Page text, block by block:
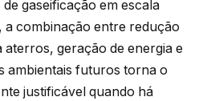
gaseificação em escala
a combinação entre redução
aterros, geração de energia e
ambientais futuros torna o
justificável quando há